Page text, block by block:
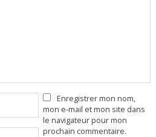
Enregistrer mon nom,
mon e-mail et mon site dans
le navigateur pour mon
prochain commentaire.